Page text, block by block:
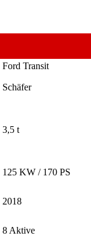
Ford Transit
Schäfer
3,5 t
125 KW / 170 PS
2018
8 Aktive